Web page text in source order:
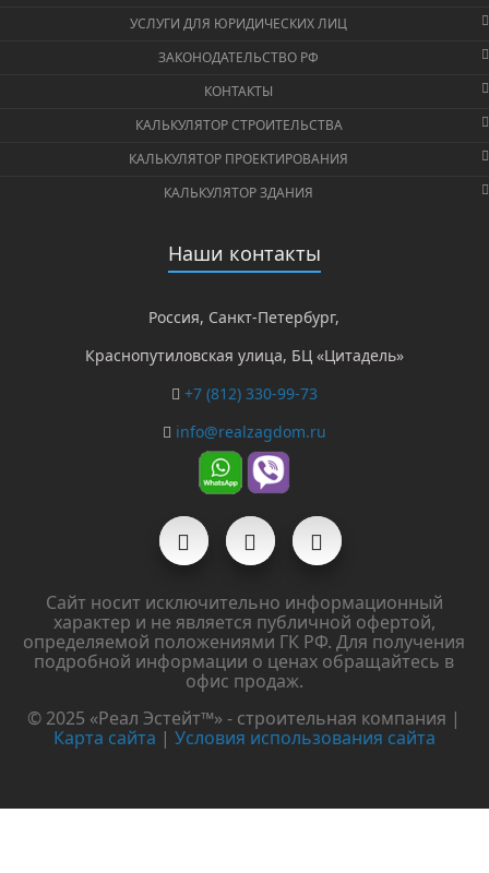
УСЛУГИ ДЛЯ ЮРИДИЧЕСКИХ ЛИЦ
ЗАКОНОДАТЕЛЬСТВО РФ
КОНТАКТЫ
КАЛЬКУЛЯТОР СТРОИТЕЛЬСТВА
КАЛЬКУЛЯТОР ПРОЕКТИРОВАНИЯ
КАЛЬКУЛЯТОР ЗДАНИЯ
Наши контакты
Россия, Санкт-Петербург,
Краснопутиловская улица, БЦ «Цитадель»
+7 (812) 330-99-73
info@realzagdom.ru
Сайт носит исключительно информационный
характер и не является публичной офертой,
определяемой положениями ГК РФ. Для получения
подробной информации о ценах обращайтесь в
офис продаж.
© 2025 «Реал Эстейт™» - строительная компания |
Карта сайта | Условия использования сайта